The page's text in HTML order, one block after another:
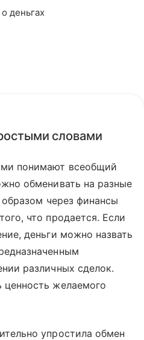
деньгах
словами
понимают всеобщий
обменивать на разные
через финансы
что продается. Если
деньги можно назвать
различных сделок.
желаемого
упростила обмен